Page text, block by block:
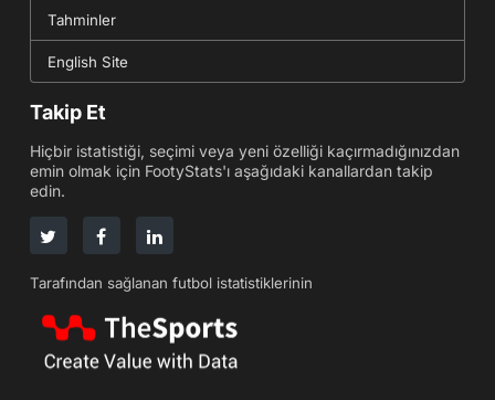
Tahminler
English Site
Takip Et
Hiçbir istatistiği, seçimi veya yeni özelliği kaçırmadığınızdan
emin olmak için FootyStats'ı aşağıdaki kanallardan takip
edin.
Tarafından sağlanan futbol istatistiklerinin